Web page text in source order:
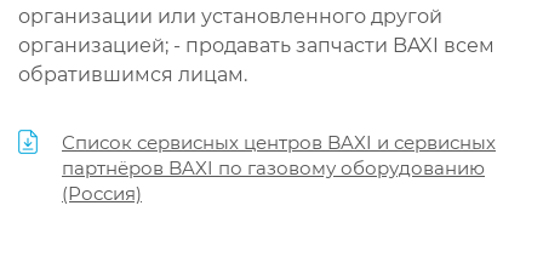
организации или установленного другой
организацией; - продавать запчасти BAXI всем
обратившимся лицам.
Список сервисных центров BAXI и сервисных
партнёров BAXI по газовому оборудованию
(Россия)